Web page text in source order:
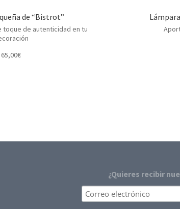
de “Bistrot”
toque de autenticidad en tu
65,00€
¿Quieres recibir